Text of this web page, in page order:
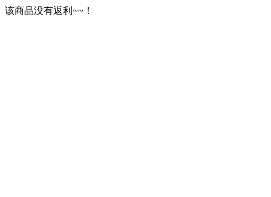
该商品没有返利~~！